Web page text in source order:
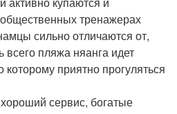
тренажерах
сильно отличаются от,
пляжа няанга идет
приятно прогуляться
сервис, богатые